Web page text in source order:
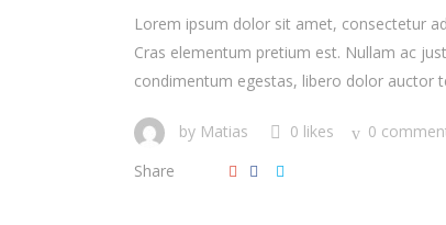
Lorem ipsum dolor sit amet, consectetur
Cras elementum pretium est. Nullam ac
condimentum egestas, libero dolor auctor
by Matias 0 likes
0
Share